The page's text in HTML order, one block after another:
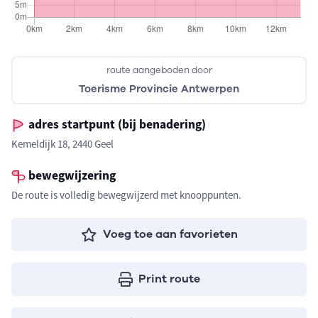
route aangeboden door
Toerisme Provincie Antwerpen
adres startpunt (bij benadering)
Kemeldijk 18, 2440 Geel
bewegwijzering
De route is volledig bewegwijzerd met knooppunten.
Voeg toe aan favorieten
Print route